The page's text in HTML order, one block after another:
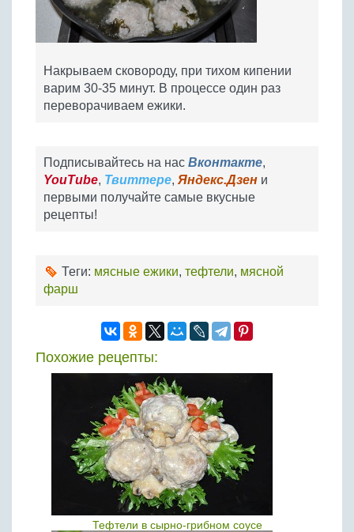
Накрываем сковороду, при тихом кипении
варим 30-35 минут. В процессе один раз
переворачиваем ежики.
Подписывайтесь на нас Вконтакте,
YouTube, Твиттере, Яндекс.Дзен и
первыми получайте самые вкусные
рецепты!
Теги: мясные ежики, тефтели, мясной
фарш
Похожие рецепты:
Тефтели в сырно-грибном соусе